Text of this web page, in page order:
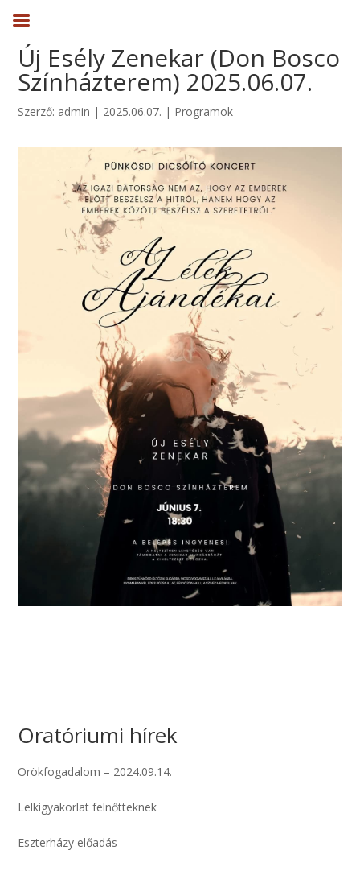
Új Esély Zenekar (Don Bosco
Színházterem) 2025.06.07.
Szerző: admin | 2025.06.07. | Programok
Oratóriumi hírek
Örökfogadalom – 2024.09.14.
Lelkigyakorlat felnőtteknek
Eszterházy előadás